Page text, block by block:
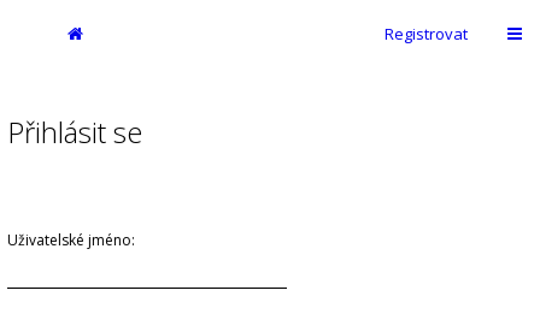
Registrovat
Přihlásit se
Uživatelské jméno: